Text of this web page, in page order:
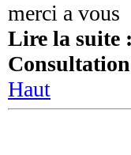
merci a vous
Lire la suite :
Haut